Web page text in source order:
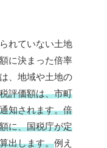
れていない土地
に決まった倍率
、地域や土地の
評価額は、市町
知されます。倍
に、国税庁が定
出します。例え